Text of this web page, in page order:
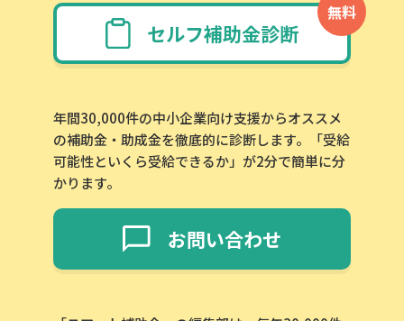
無料
セルフ補助金診断
年間30,000件の中小企業向け支援からオススメ
の補助金・助成金を徹底的に診断します。「受給
可能性といくら受給できるか」が2分で簡単に分
かります。
お問い合わせ